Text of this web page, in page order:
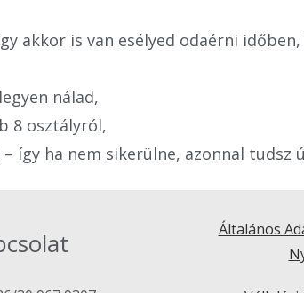
akkor is van esélyed odaérni
nálad,
8 osztályról,
így ha nem sikerülne, azonnal
Általános